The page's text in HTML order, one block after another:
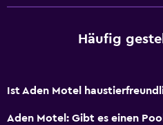
Häufig
Ist Aden Motel
Aden Motel: Gibt es einen